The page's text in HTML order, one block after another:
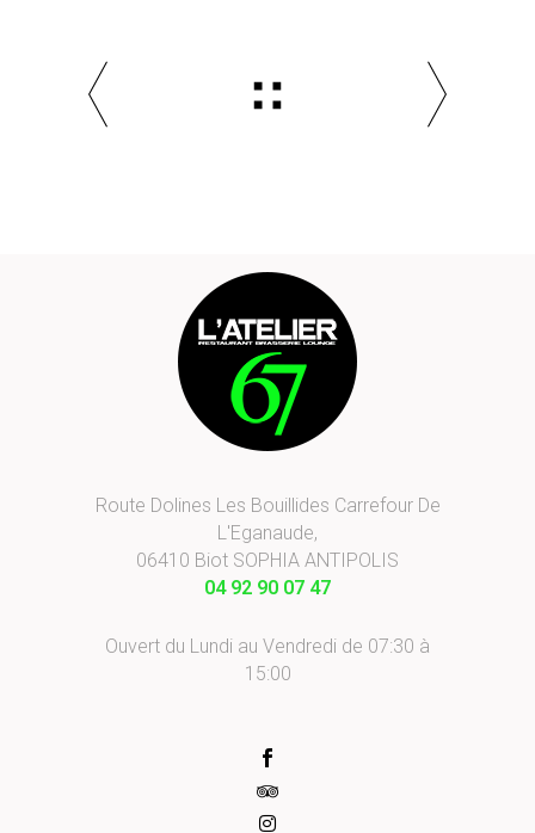
Route Dolines Les Bouillides Carrefour De
L'Eganaude,
06410 Biot SOPHIA ANTIPOLIS
04 92 90 07 47
Ouvert du Lundi au Vendredi de 07:30 à
15:00